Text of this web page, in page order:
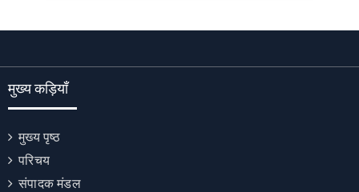
मुख्य कड़ियाँ
मुख्य पृष्ठ
परिचय
संपादक मंडल